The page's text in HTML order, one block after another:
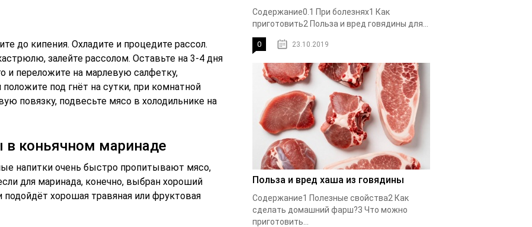
до кипения. Охладите и процедите рассол.
залейте рассолом. Оставьте на 3-4 дня
и переложите на марлевую салфетку,
под гнёт на сутки, при комнатной
повязку, подвесьте мясо в холодильнике на
в коньячном маринаде
напитки очень быстро пропитывают мясо,
для маринада, конечно, выбран хороший
хорошая травяная или фруктовая
Содержание0.1 При болезнях1 Как
приготовить2 Польза и вред говядины для...
0 23.10.2019
Польза и вред хаша из говядины
Содержание1 Полезные свойства2 Как
сделать домашний фарш?3 Что можно
приготовить...